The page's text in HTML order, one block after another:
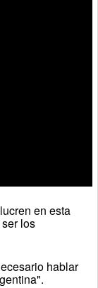
en esta
los
hablar